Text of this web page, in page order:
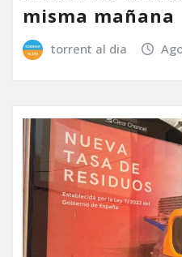
misma mañana
torrent al dia